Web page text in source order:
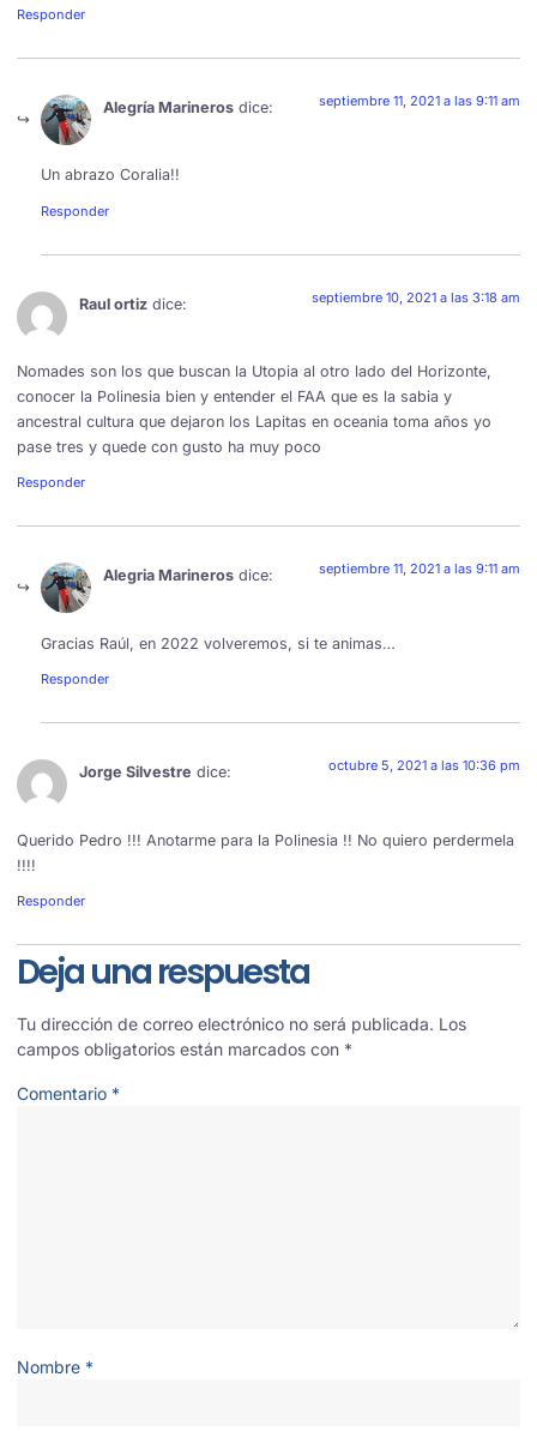
Responder
Alegría Marineros dice: septiembre 11, 2021 a las 9:11 am
Un abrazo Coralia!!
Responder
Raul ortiz dice: septiembre 10, 2021 a las 3:18 am
Nomades son los que buscan la Utopia al otro lado del Horizonte,
conocer la Polinesia bien y entender el FAA que es la sabia y
ancestral cultura que dejaron los Lapitas en oceania toma años yo
pase tres y quede con gusto ha muy poco
Responder
Alegria Marineros dice: septiembre 11, 2021 a las 9:11 am
Gracias Raúl, en 2022 volveremos, si te animas…
Responder
Jorge Silvestre dice: octubre 5, 2021 a las 10:36 pm
Querido Pedro !!! Anotarme para la Polinesia !! No quiero perdermela
!!!!
Responder
Deja una respuesta
Tu dirección de correo electrónico no será publicada. Los
campos obligatorios están marcados con *
Comentario *
Nombre *